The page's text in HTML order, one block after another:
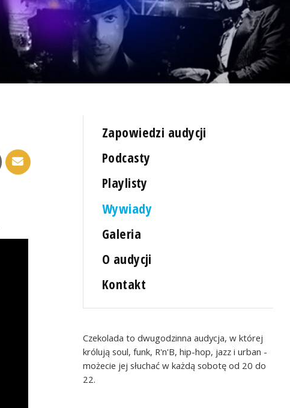
Zapowiedzi audycji
Podcasty
Playlisty
Wywiady
Galeria
O audycji
Kontakt
Czekolada to dwugodzinna audycja, w której
królują soul, funk, R'n'B, hip-hop, jazz i urban -
możecie jej słuchać w każdą sobotę od 20 do
22.